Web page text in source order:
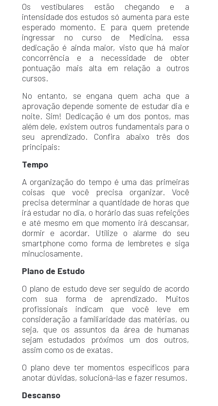
Os vestibulares estão chegando e a
intensidade dos estudos só aumenta para este
esperado momento. E para quem pretende
ingressar no curso de Medicina, essa
dedicação é ainda maior, visto que há maior
concorrência e a necessidade de obter
pontuação mais alta em relação a outros
cursos.
No entanto, se engana quem acha que a
aprovação depende somente de estudar dia e
noite. Sim! Dedicação é um dos pontos, mas
além dele, existem outros fundamentais para o
seu aprendizado. Confira abaixo três dos
principais:
Tempo
A organização do tempo é uma das primeiras
coisas que você precisa organizar. Você
precisa determinar a quantidade de horas que
irá estudar no dia, o horário das suas refeições
e até mesmo em que momento irá descansar,
dormir e acordar. Utilize o alarme do seu
smartphone como forma de lembretes e siga
minuciosamente.
Plano de Estudo
O plano de estudo deve ser seguido de acordo
com sua forma de aprendizado. Muitos
profissionais indicam que você leve em
consideração a familiaridade das matérias, ou
seja, que os assuntos da área de humanas
sejam estudados próximos um dos outros,
assim como os de exatas.
O plano deve ter momentos específicos para
anotar dúvidas, solucioná-las e fazer resumos.
Descanso